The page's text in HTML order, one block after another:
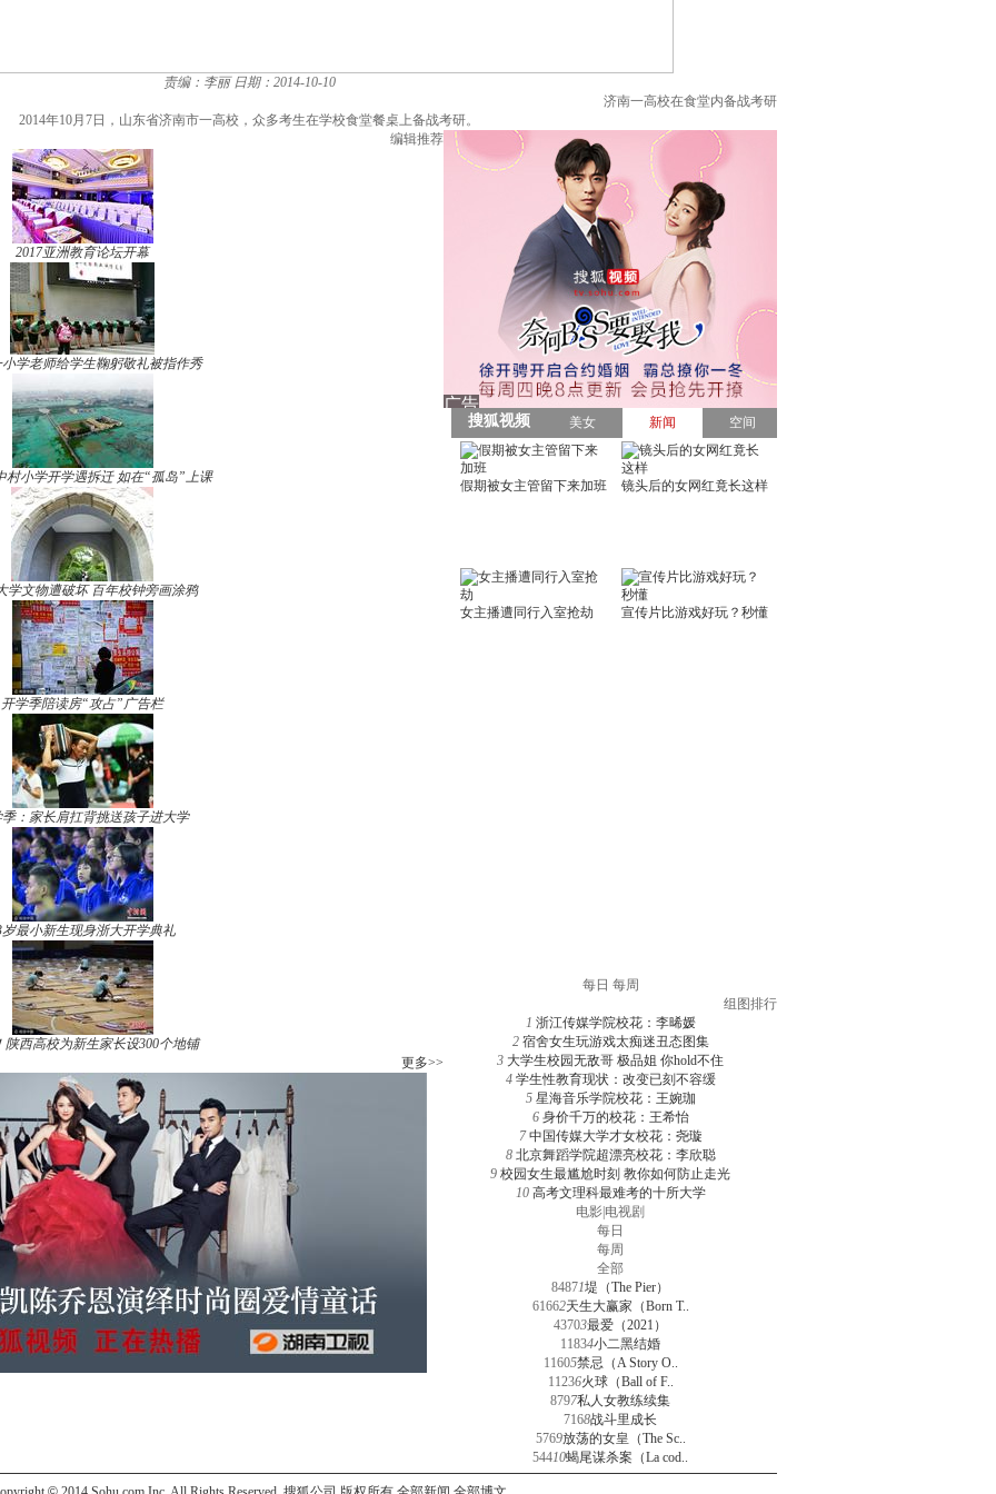
责编：李丽 日期：2014-10-10
济南一高校在食堂内备战考研
2014年10月7日，山东省济南市一高校，众多考生在学校食堂餐桌上备战考研。
编辑推荐
2017亚洲教育论坛开幕
学老师给学生鞠躬敬礼被指作秀
村小学开学遇拆迁 如在“孤岛”上课
学文物遭破坏 百年校钟旁画涂鸦
开学季陪读房“攻占”广告栏
：家长肩扛背挑送孩子进大学
岁最小新生现身浙大开学典礼
陕西高校为新生家长设300个地铺
更多>>
每日 每周
组图排行
1 浙江传媒学院校花：李晞媛
2 宿舍女生玩游戏太痴迷丑态图集
3 大学生校园无敌哥 极品姐 你hold不住
4 学生性教育现状：改变已刻不容缓
5 星海音乐学院校花：王婉珈
6 身价千万的校花：王希怡
7 中国传媒大学才女校花：尧璇
8 北京舞蹈学院超漂亮校花：李欣聪
9 校园女生最尴尬时刻 教你如何防止走光
10 高考文理科最难考的十所大学
电影 电视剧
每日
每周
全部
84871堤（The Pier）
61662天生大赢家（Born T..
43703最爱（2021）
11834小二黑结婚
11605禁忌（A Story O..
11236火球（Ball of F..
8797私人女教练续集
7168战斗里成长
5769放荡的女皇（The Sc..
54410蝎尾谋杀案（La cod..